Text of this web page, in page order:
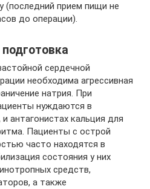
(последний прием пищи не
до операции).
сердечной
необходима агрессивная
натрия. При
нуждаются в
антагонистах кальция для
Пациенты с острой
часто находятся в
состояния у них
средств,
а также